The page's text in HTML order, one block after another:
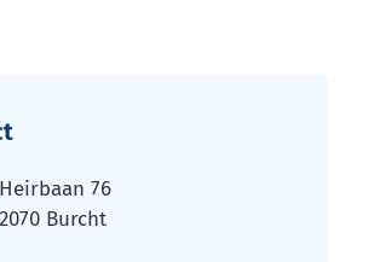
Heirbaan 76
,2070 Burcht